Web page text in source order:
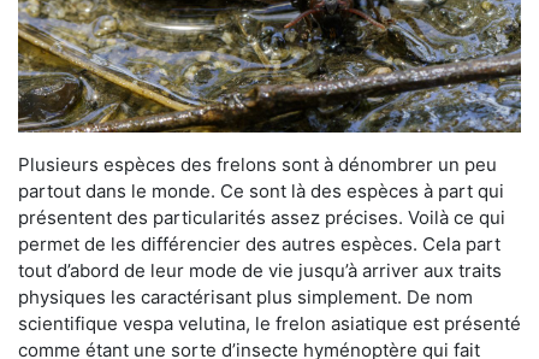
Plusieurs espèces des frelons sont à dénombrer un peu
partout dans le monde. Ce sont là des espèces à part qui
présentent des particularités assez précises. Voilà ce qui
permet de les différencier des autres espèces. Cela part
tout d’abord de leur mode de vie jusqu’à arriver aux traits
physiques les caractérisant plus simplement. De nom
scientifique vespa velutina, le frelon asiatique est présenté
comme étant une sorte d’insecte hyménoptère qui fait